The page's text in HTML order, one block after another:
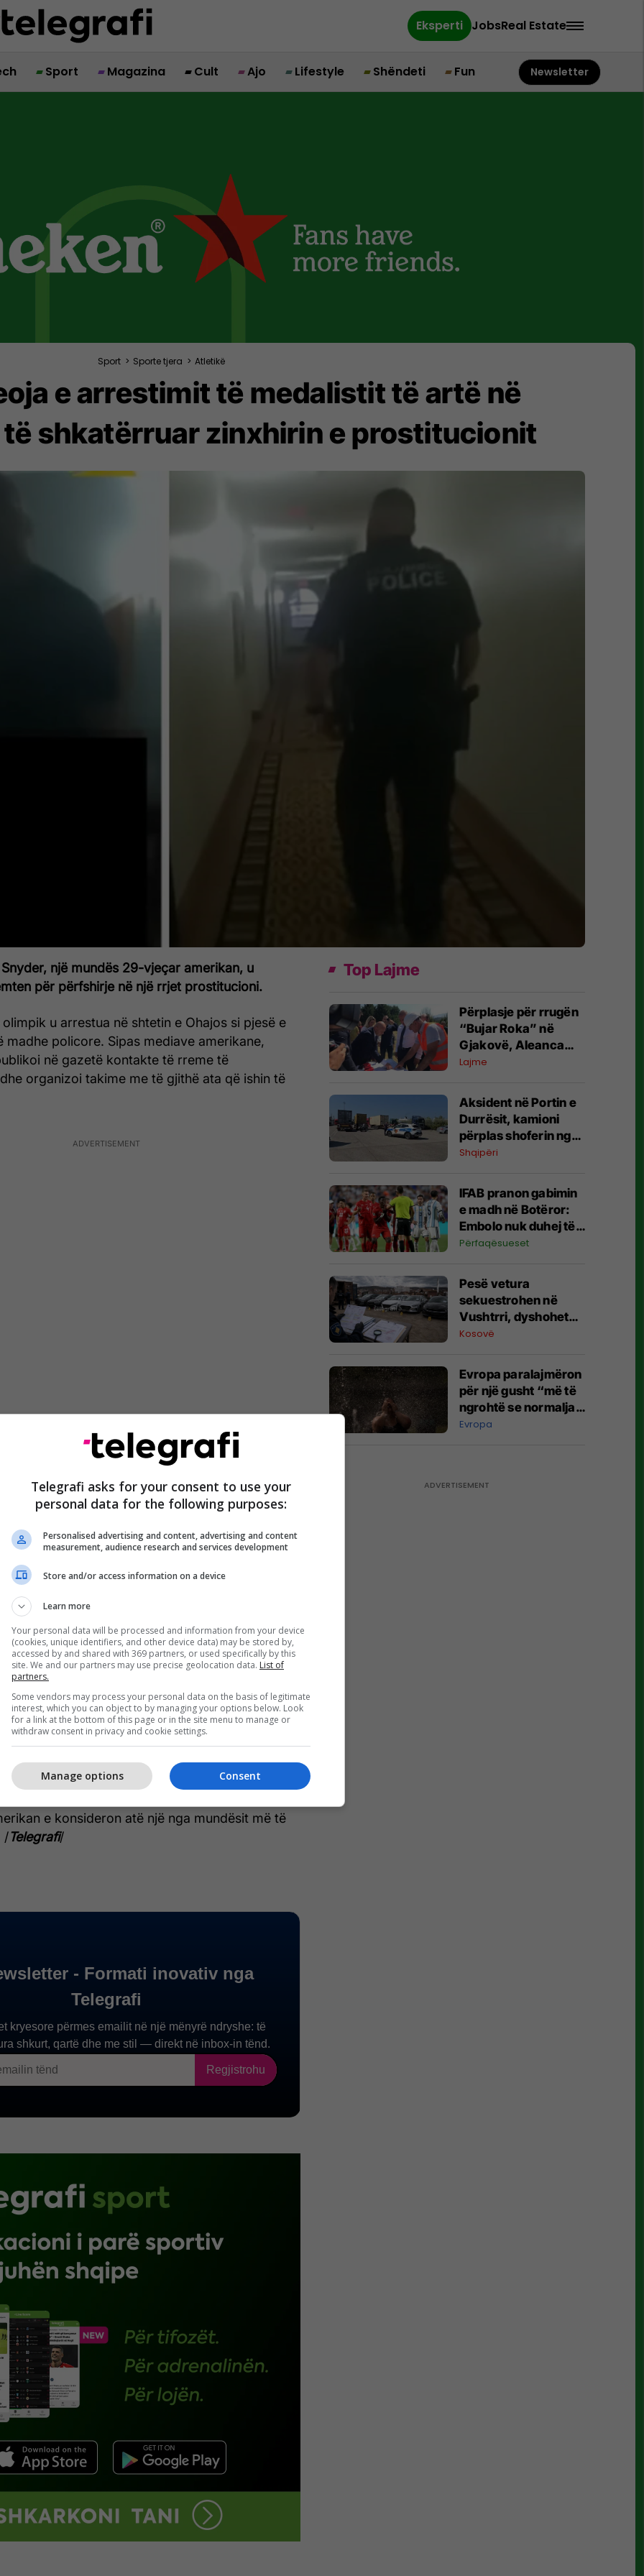
Eksperti JobsReal Estate
Sport Magazina Cult Ajo Lifestyle Shëndeti Fun Newsletter
Sport > Sporte tjera > Atletikë
e arrestimit të medalistit të artë në
shkatërruar zinxhirin e prostitucionit
një mundës 29-vjeçar amerikan, u
për përfshirje në një rrjet prostitucioni.
u arrestua në shtetin e Ohajos si pjesë e
madhe policore. Sipas mediave amerikane,
në gazetë kontakte të rreme të
organizoi takime me të gjithë ata që ishin të
nga 16 burrat që ranë në kurthin e tyre. Ai iu
reklamave dhe caktoi një takim në një hotel,
para në dorë, duke kërkuar seks oral. Ai u
dhe pas fundjavës u lirua për t’u mbrojtur në
në gjykatë më 19 maj.
publikuar një video nga arrestimi. Kamera e
në dhomën e hotelit, ku Snyder ishte me
gjë që është censuruar në video, të cilën mund
Snyder qëndroi i qetë dhe u identifikua para
prangosi dhe e nxori jashtë dhomës.
e artë në Lojërat Olimpike të Parisit vitin e
e argjendtë në Tokio në vitin 2021.
shtatë medalje në kampionate botërore, dhe
e Ohajos ai ishte kampion kombëtar tre herë,
e konsideron atë një nga mundësit më të
/Telegrafi/
Top Lajme
Përplasje për rrugën
“Bujar Roka” në
Gjakovë, Aleanca
akuzon VV-në për
projektit
Lajme
Aksident në Portin e
Durrësit, kamioni
përplas shoferin nga
Kosova - dërgohet
Shqipëri
IFAB pranon gabimin
e madh në Botëror:
Embolo nuk duhej të
merrte kartonin e
Përfaqësueset
Pesë vetura
sekuestrohen në
Vushtrri, dyshohet
për dokumente të
importit nga Korea e
Jugut
Kosovë
Evropa paralajmëron
për një gusht “më të
ngrohtë se normalja”,
çfarë po shkakton
Evropa
Telegrafi asks for your consent to use your
personal data for the following purposes:
Personalised advertising and content, advertising and content
measurement, audience research and services development
Store and/or access information on a device
Learn more
Your personal data will be processed and information from your device
(cookies, unique identifiers, and other device data) may be stored by,
accessed by and shared with 369 partners, or used specifically by this
site. We and our partners may use precise geolocation data. List of
partners.
Some vendors may process your personal data on the basis of legitimate
interest, which you can object to by managing your options below. Look
for a link at the bottom of this page or in the site menu to manage or
withdraw consent in privacy and cookie settings.
Consent
Manage options